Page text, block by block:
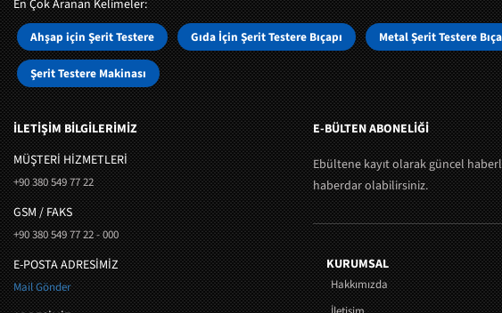
En Çok Aranan Kelimeler:
Ahşap için Şerit Testere Gıda İçin Şerit Testere Bıçapı Metal Şerit Testere
Şerit Testere Makinası
İLETİŞİM BİLGİLERİMİZ
MÜŞTERI HIZMETLERI
+90 380 549 77 22
GSM / FAKS
+90 380 549 77 22 - 000
E-POSTA ADRESİMİZ
Mail Gönder
E-BÜLTEN ABONELİĞİ
Ebültene kayıt olarak güncel
haberdar olabilirsiniz.
KURUMSAL
Hakkımızda